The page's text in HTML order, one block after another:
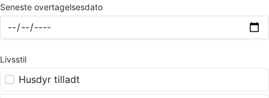
Seneste overtagelsesdato
Livsstil
Husdyr tilladt